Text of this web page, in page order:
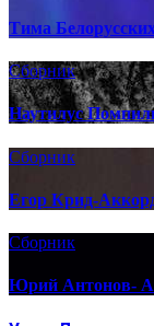
Тима
Сборник
Наутилус
Сборник
Егор Крид-
Сборник
Юрий Антонов-